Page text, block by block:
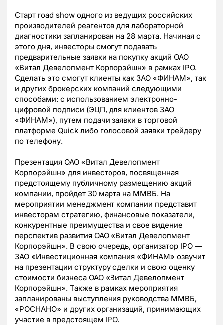
Старт road show одного из ведущих российских
производителей реагентов для лабораторной
диагностики запланирован на 28 марта. Начиная с
этого дня, инвесторы смогут подавать
предварительные заявки на покупку акций ОАО
«Витал Девелопмент Корпорэйшн» в рамках IPO.
Сделать это смогут клиенты как ЗАО «ФИНАМ», так
и других брокерских компаний следующими
способами: с использованием электронно-
цифровой подписи (ЭЦП, для клиентов ЗАО
«ФИНАМ»), путем подачи заявки в торговой
платформе Quick либо голосовой заявки трейдеру
по телефону.
Презентация ОАО «Витал Девелопмент
Корпорэйшн» для инвесторов, посвященная
предстоящему публичному размещению акций
компании, пройдет 30 марта на ММВБ. На
мероприятии менеджмент компании представит
инвесторам стратегию, финансовые показатели,
конкурентные преимущества и свое видение
перспектив развития ОАО «Витал Девелопмент
Корпорэйшн». В свою очередь, организатор IPO —
ЗАО «Инвестиционная компания «ФИНАМ» озвучит
на презентации структуру сделки и свою оценку
стоимости бизнеса ОАО «Витал Девелопмент
Корпорэйшн». Также в рамках мероприятия
запланированы выступления руководства ММВБ,
«РОСНАНО» и других организаций, принимающих
участие в предстоящем IPO.